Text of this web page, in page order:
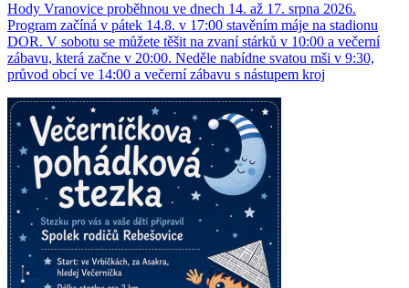
Hody Vranovice proběhnou ve dnech 14. až 17. srpna 2026.
Program začíná v pátek 14.8. v 17:00 stavěním máje na stadionu
DOR. V sobotu se můžete těšit na zvaní stárků v 10:00 a večerní
zábavu, která začne v 20:00. Neděle nabídne svatou mši v 9:30,
průvod obcí ve 14:00 a večerní zábavu s nástupem kroj